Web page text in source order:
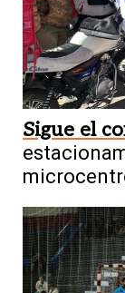
Sigue el